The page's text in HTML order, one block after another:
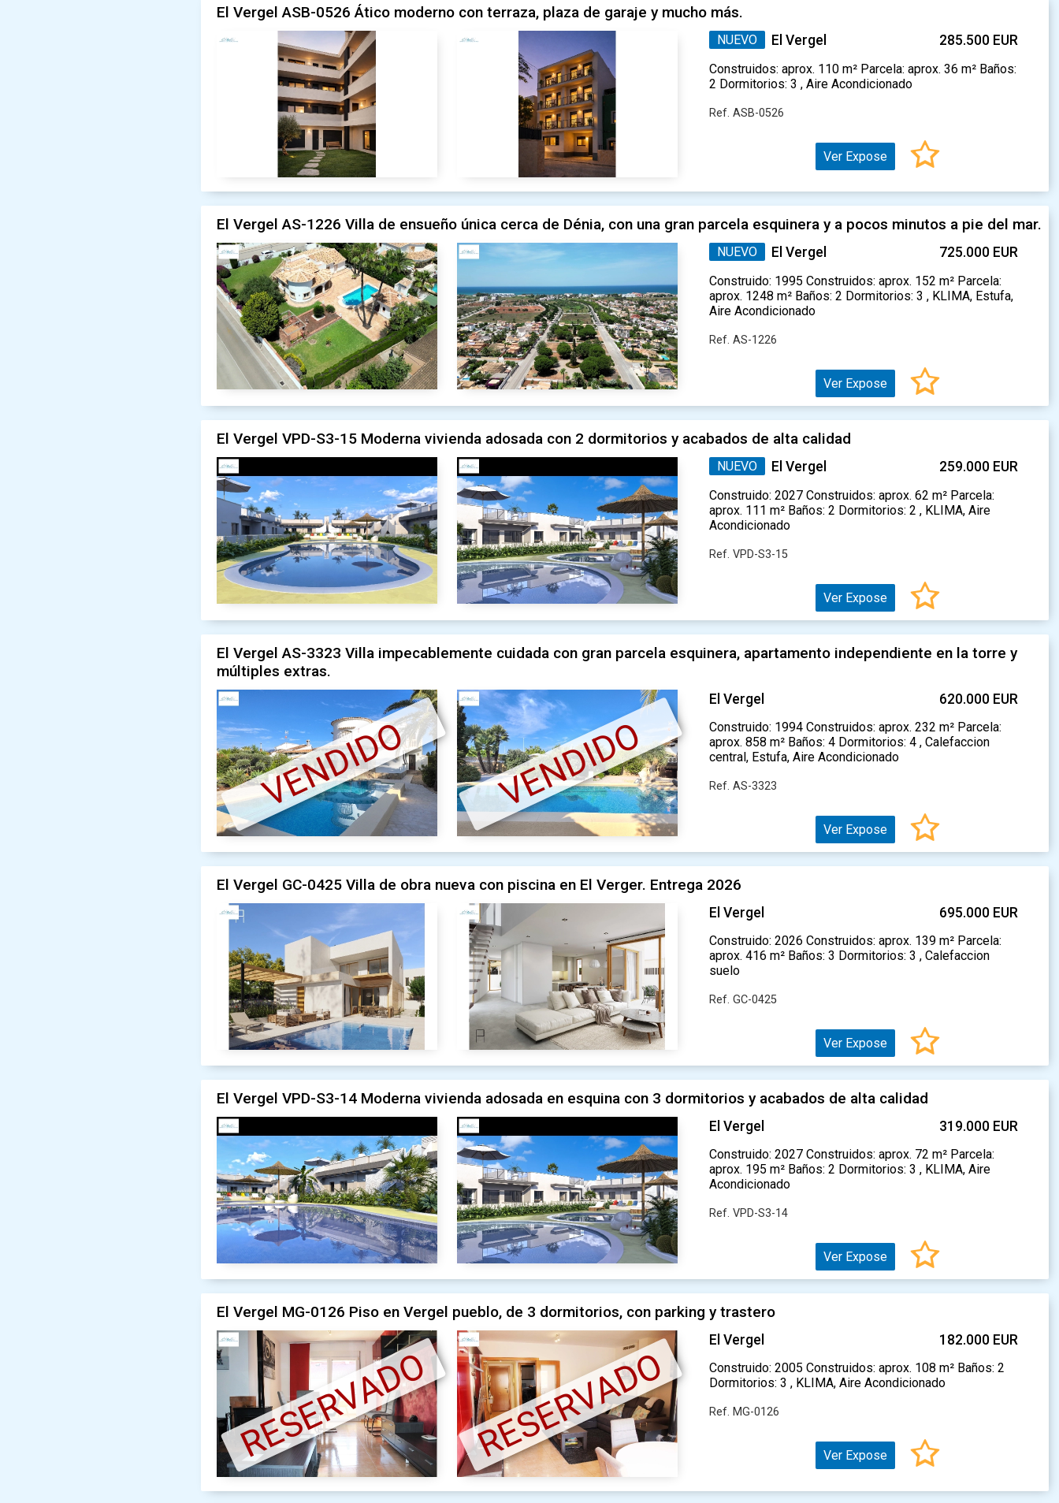
El Vergel ASB-0526 Ático moderno con terraza, plaza de garaje y mucho más.
NUEVO El Vergel 285.500 EUR
Construidos: aprox. 110 m² Parcela: aprox. 36 m² Baños:
2 Dormitorios: 3 , Aire Acondicionado
Ref. ASB-0526
Ver Expose
El Vergel AS-1226 Villa de ensueño única cerca de Dénia, con una gran parcela esquinera y a pocos minutos a pie del mar.
NUEVO El Vergel 725.000 EUR
Construido: 1995 Construidos: aprox. 152 m² Parcela:
aprox. 1248 m² Baños: 2 Dormitorios: 3 , KLIMA, Estufa,
Aire Acondicionado
Ref. AS-1226
Ver Expose
El Vergel VPD-S3-15 Moderna vivienda adosada con 2 dormitorios y acabados de alta calidad
NUEVO El Vergel 259.000 EUR
Construido: 2027 Construidos: aprox. 62 m² Parcela:
aprox. 111 m² Baños: 2 Dormitorios: 2 , KLIMA, Aire
Acondicionado
Ref. VPD-S3-15
Ver Expose
El Vergel AS-3323 Villa impecablemente cuidada con gran parcela esquinera, apartamento independiente en la torre y
múltiples extras.
VENDIDO VENDIDO
El Vergel 620.000 EUR
Construido: 1994 Construidos: aprox. 232 m² Parcela:
aprox. 858 m² Baños: 4 Dormitorios: 4 , Calefaccion
central, Estufa, Aire Acondicionado
Ref. AS-3323
Ver Expose
El Vergel GC-0425 Villa de obra nueva con piscina en El Verger. Entrega 2026
El Vergel 695.000 EUR
Construido: 2026 Construidos: aprox. 139 m² Parcela:
aprox. 416 m² Baños: 3 Dormitorios: 3 , Calefaccion
suelo
Ref. GC-0425
Ver Expose
El Vergel VPD-S3-14 Moderna vivienda adosada en esquina con 3 dormitorios y acabados de alta calidad
El Vergel 319.000 EUR
Construido: 2027 Construidos: aprox. 72 m² Parcela:
aprox. 195 m² Baños: 2 Dormitorios: 3 , KLIMA, Aire
Acondicionado
Ref. VPD-S3-14
Ver Expose
El Vergel MG-0126 Piso en Vergel pueblo, de 3 dormitorios, con parking y trastero
RESERVADO RESERVADO
El Vergel 182.000 EUR
Construido: 2005 Construidos: aprox. 108 m² Baños: 2
Dormitorios: 3 , KLIMA, Aire Acondicionado
Ref. MG-0126
Ver Expose